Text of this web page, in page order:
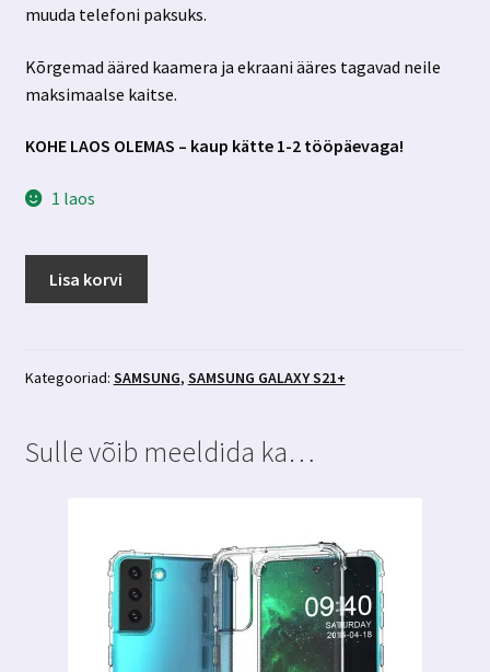
muuda telefoni paksuks.
Kõrgemad ääred kaamera ja ekraani ääres tagavad neile
maksimaalse kaitse.
KOHE LAOS OLEMAS – kaup kätte 1-2 tööpäevaga!
1 laos
Air
kogus
Lisa korvi
Kategooriad: SAMSUNG, SAMSUNG GALAXY S21+
Sulle võib meeldida ka…